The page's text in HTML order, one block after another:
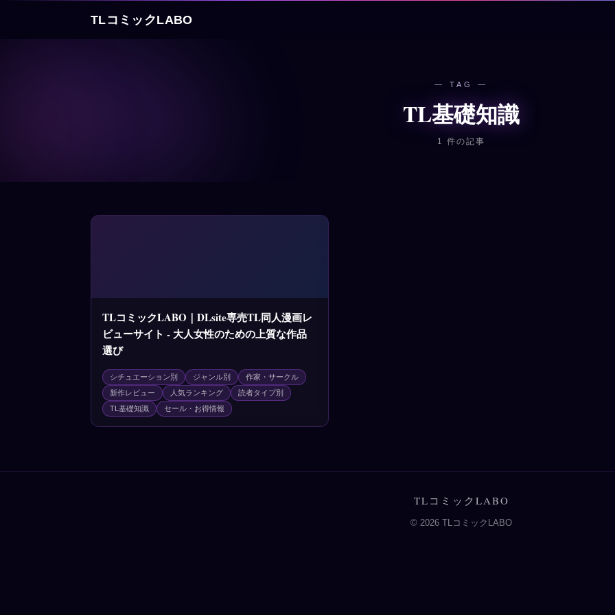
TLコミックLABO
— TAG —
TL基礎知識
1 件の記事
TLコミックLABO｜DLsite専売TL同人漫画レ
ビューサイト - 大人女性のための上質な作品
選び
シチュエーション別 ジャンル別
作家・サークル
新作レビュー
人気ランキング
読者タイプ別
TL基礎知識
セール・お得情報
TLコミックLABO
© 2026 TLコミックLABO